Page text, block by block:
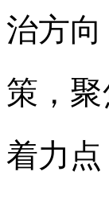
治方
策，
着力